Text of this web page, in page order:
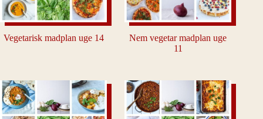
Vegetarisk madplan uge 14
Nem vegetar madplan uge
11